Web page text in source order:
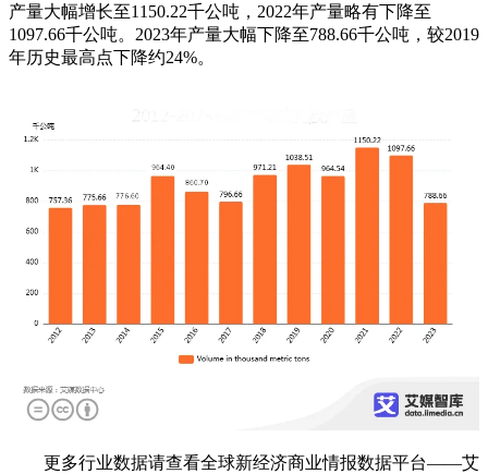
产量大幅增长至1150.22千公吨，2022年产量略有下降至
1097.66千公吨。2023年产量大幅下降至788.66千公吨，较2019
年历史最高点下降约24%。
更多行业数据请查看全球新经济商业情报数据平台——艾